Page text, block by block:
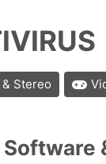
& Stereo